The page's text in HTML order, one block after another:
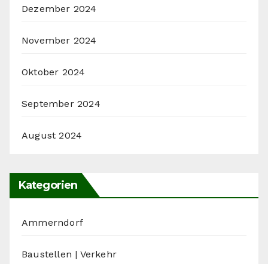
Dezember 2024
November 2024
Oktober 2024
September 2024
August 2024
Kategorien
Ammerndorf
Baustellen | Verkehr